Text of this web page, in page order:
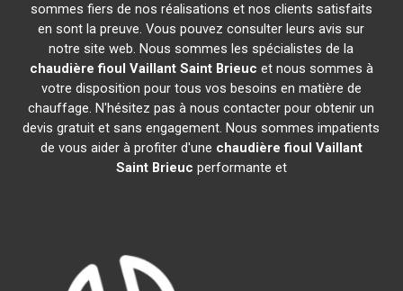
sommes fiers de nos réalisations et nos clients satisfaits
en sont la preuve. Vous pouvez consulter leurs avis sur
notre site web. Nous sommes les spécialistes de la
chaudière fioul Vaillant Saint Brieuc et nous sommes à
votre disposition pour tous vos besoins en matière de
chauffage. N'hésitez pas à nous contacter pour obtenir un
devis gratuit et sans engagement. Nous sommes impatients
de vous aider à profiter d'une chaudière fioul Vaillant
Saint Brieuc performante et